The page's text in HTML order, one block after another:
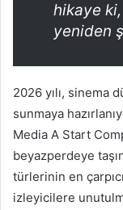
hikaye
yeniden
2026 yılı, sinema
sunmaya
Media A Start
beyazperdeye
türlerinin en
izleyicilere